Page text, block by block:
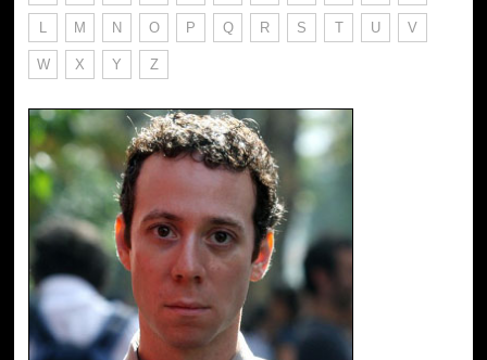
L M N O P Q R S T U V
W X Y Z